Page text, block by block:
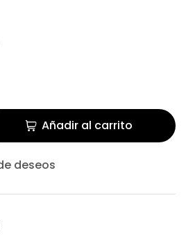
Añadir al carrito
deseos